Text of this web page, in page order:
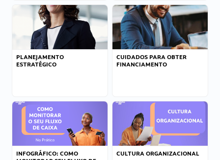
PLANEJAMENTO
ESTRATÉGICO
CUIDADOS PARA OBTER
FINANCIAMENTO
INFOGRÁFICO: COMO
CULTURA ORGANIZACIONAL